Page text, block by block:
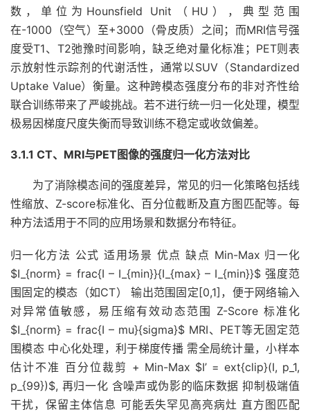
数，单位为Hounsfield Unit（HU），典型范围
在-1000（空气）至+3000（骨皮质）之间；而MRI信号强
度受T1、T2弛豫时间影响，缺乏绝对量化标准；PET则表
示放射性示踪剂的代谢活性，通常以SUV（Standardized
Uptake Value）衡量。这种跨模态强度分布的非对齐性给
联合训练带来了严峻挑战。若不进行统一归一化处理，模型
极易因梯度尺度失衡而导致训练不稳定或收敛偏差。
3.1.1 CT、MRI与PET图像的强度归一化方法对比
为了消除模态间的强度差异，常见的归一化策略包括线
性缩放、Z-score标准化、百分位截断及直方图匹配等。每
种方法适用于不同的应用场景和数据分布特征。
归一化方法 公式 适用场景 优点 缺点 Min-Max 归一化
$I_{norm} = frac{I – I_{min}}{I_{max} – I_{min}}$ 强度范
围固定的模态（如CT） 输出范围固定[0,1]，便于网络输入
对异常值敏感，易压缩有效动态范围 Z-Score 标准化
$I_{norm} = frac{I – mu}{sigma}$ MRI、PET等无固定范
围模态 中心化处理，利于梯度传播 需全局统计量，小样本
估计不准 百分位裁剪 + Min-Max $I’ = ext{clip}(I, p_1,
p_{99})$, 再归一化 含噪声或伪影的临床数据 抑制极端值
干扰，保留主体信息 可能丢失罕见高亮病灶 直方图匹配